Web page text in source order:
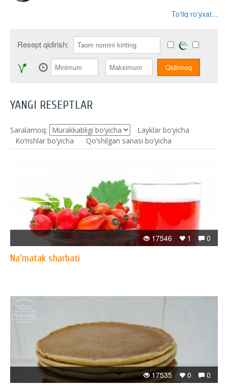
To‘liq ro‘yxat...
Resept qidirish:
YANGI RESEPTLAR
Saralamoq:
Layklar bo’yicha
Ko‘rishlar bo‘yicha
Qo’shilgan sanasi bo’yicha
0
1
17546
Na'matak sharbati
0
0
17535